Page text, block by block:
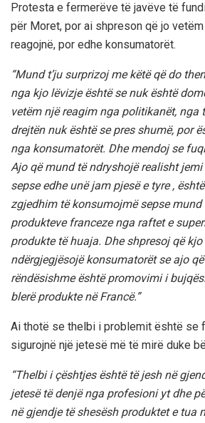
Protesta e fermerëve të javëve të
për Moret, por ai shpreson që jo
reagojnë, por edhe konsumatorët.
“Mund t’ju surprizoj me këtë që do
nga kjo lëvizje është se nuk është
vetëm një reagim nga politikanët, nga
drejtën nuk është se pres shumë, por
nga konsumatorët. Dhe mendoj se
Ajo që mund të ndryshojë realisht
sepse edhe unë jam pjesë e tyre ,
zgjedhim të konsumojmë sepse mund
produkteve franceze nga raftet e
produkte të huaja. Dhe shpresoj që kjo
ndërgjegjësojë konsumatorët se ajo
rëndësishme është promovimi i
blerë produkte në Francë.”
Ai thotë se thelbi i problemit është se
sigurojnë një jetesë më të mirë duke
“Thelbi i çështjes është të jesh në
jetesë të denjë nga profesioni yt dhe
në gjendje të shesësh produktet e tua